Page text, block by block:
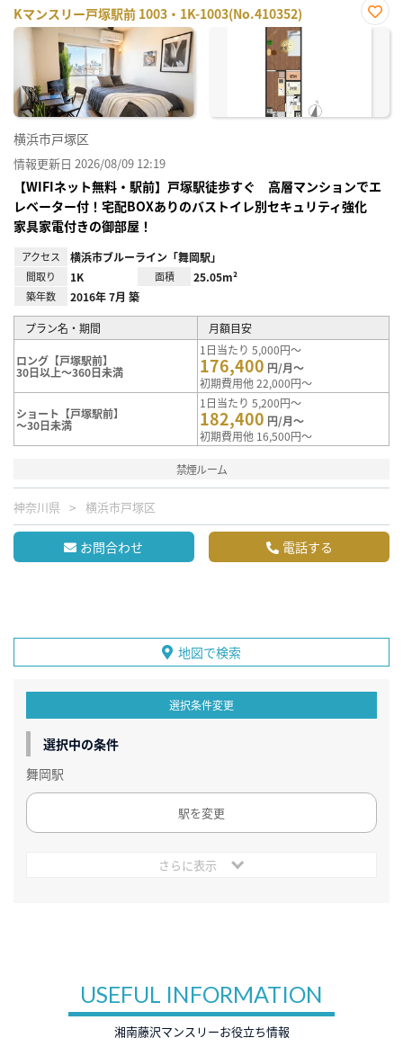
Kマンスリー戸塚駅前 1003・1K-1003(No.410352)
お気
横浜市戸塚区
情報更新日 2026/08/09 12:19
【WIFIネット無料・駅前】戸塚駅徒歩すぐ 高層マンションでエ
レベーター付！宅配BOXありのバストイレ別セキュリティ強化
家具家電付きの御部屋！
アクセス 横浜市ブルーライン「舞岡駅」
間取り 1K 面積 25.05m²
築年数 2016年 7月 築
プラン名・期間 月額目安
ロング【戸塚駅前】
30日以上～360日未満
1日当たり 5,000円～
176,400 円/月～
初期費用他 22,000円～
ショート【戸塚駅前】
～30日未満
1日当たり 5,200円～
182,400 円/月～
初期費用他 16,500円～
禁煙ルーム
神奈川県 横浜市戸塚区
お問合わせ 電話する
地図で検索
選択条件変更
選択中の条件
舞岡駅
駅を変更
さらに表示
USEFUL INFORMATION
湘南藤沢マンスリーお役立ち情報